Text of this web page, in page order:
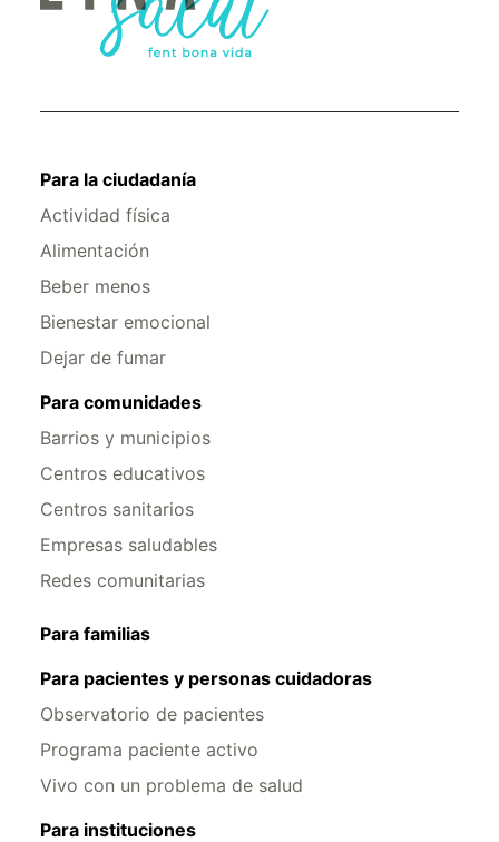
Para la ciudadanía
Actividad física
Alimentación
Beber menos
Bienestar emocional
Dejar de fumar
Para comunidades
Barrios y municipios
Centros educativos
Centros sanitarios
Empresas saludables
Redes comunitarias
Para familias
Para pacientes y personas cuidadoras
Observatorio de pacientes
Programa paciente activo
Vivo con un problema de salud
Para instituciones